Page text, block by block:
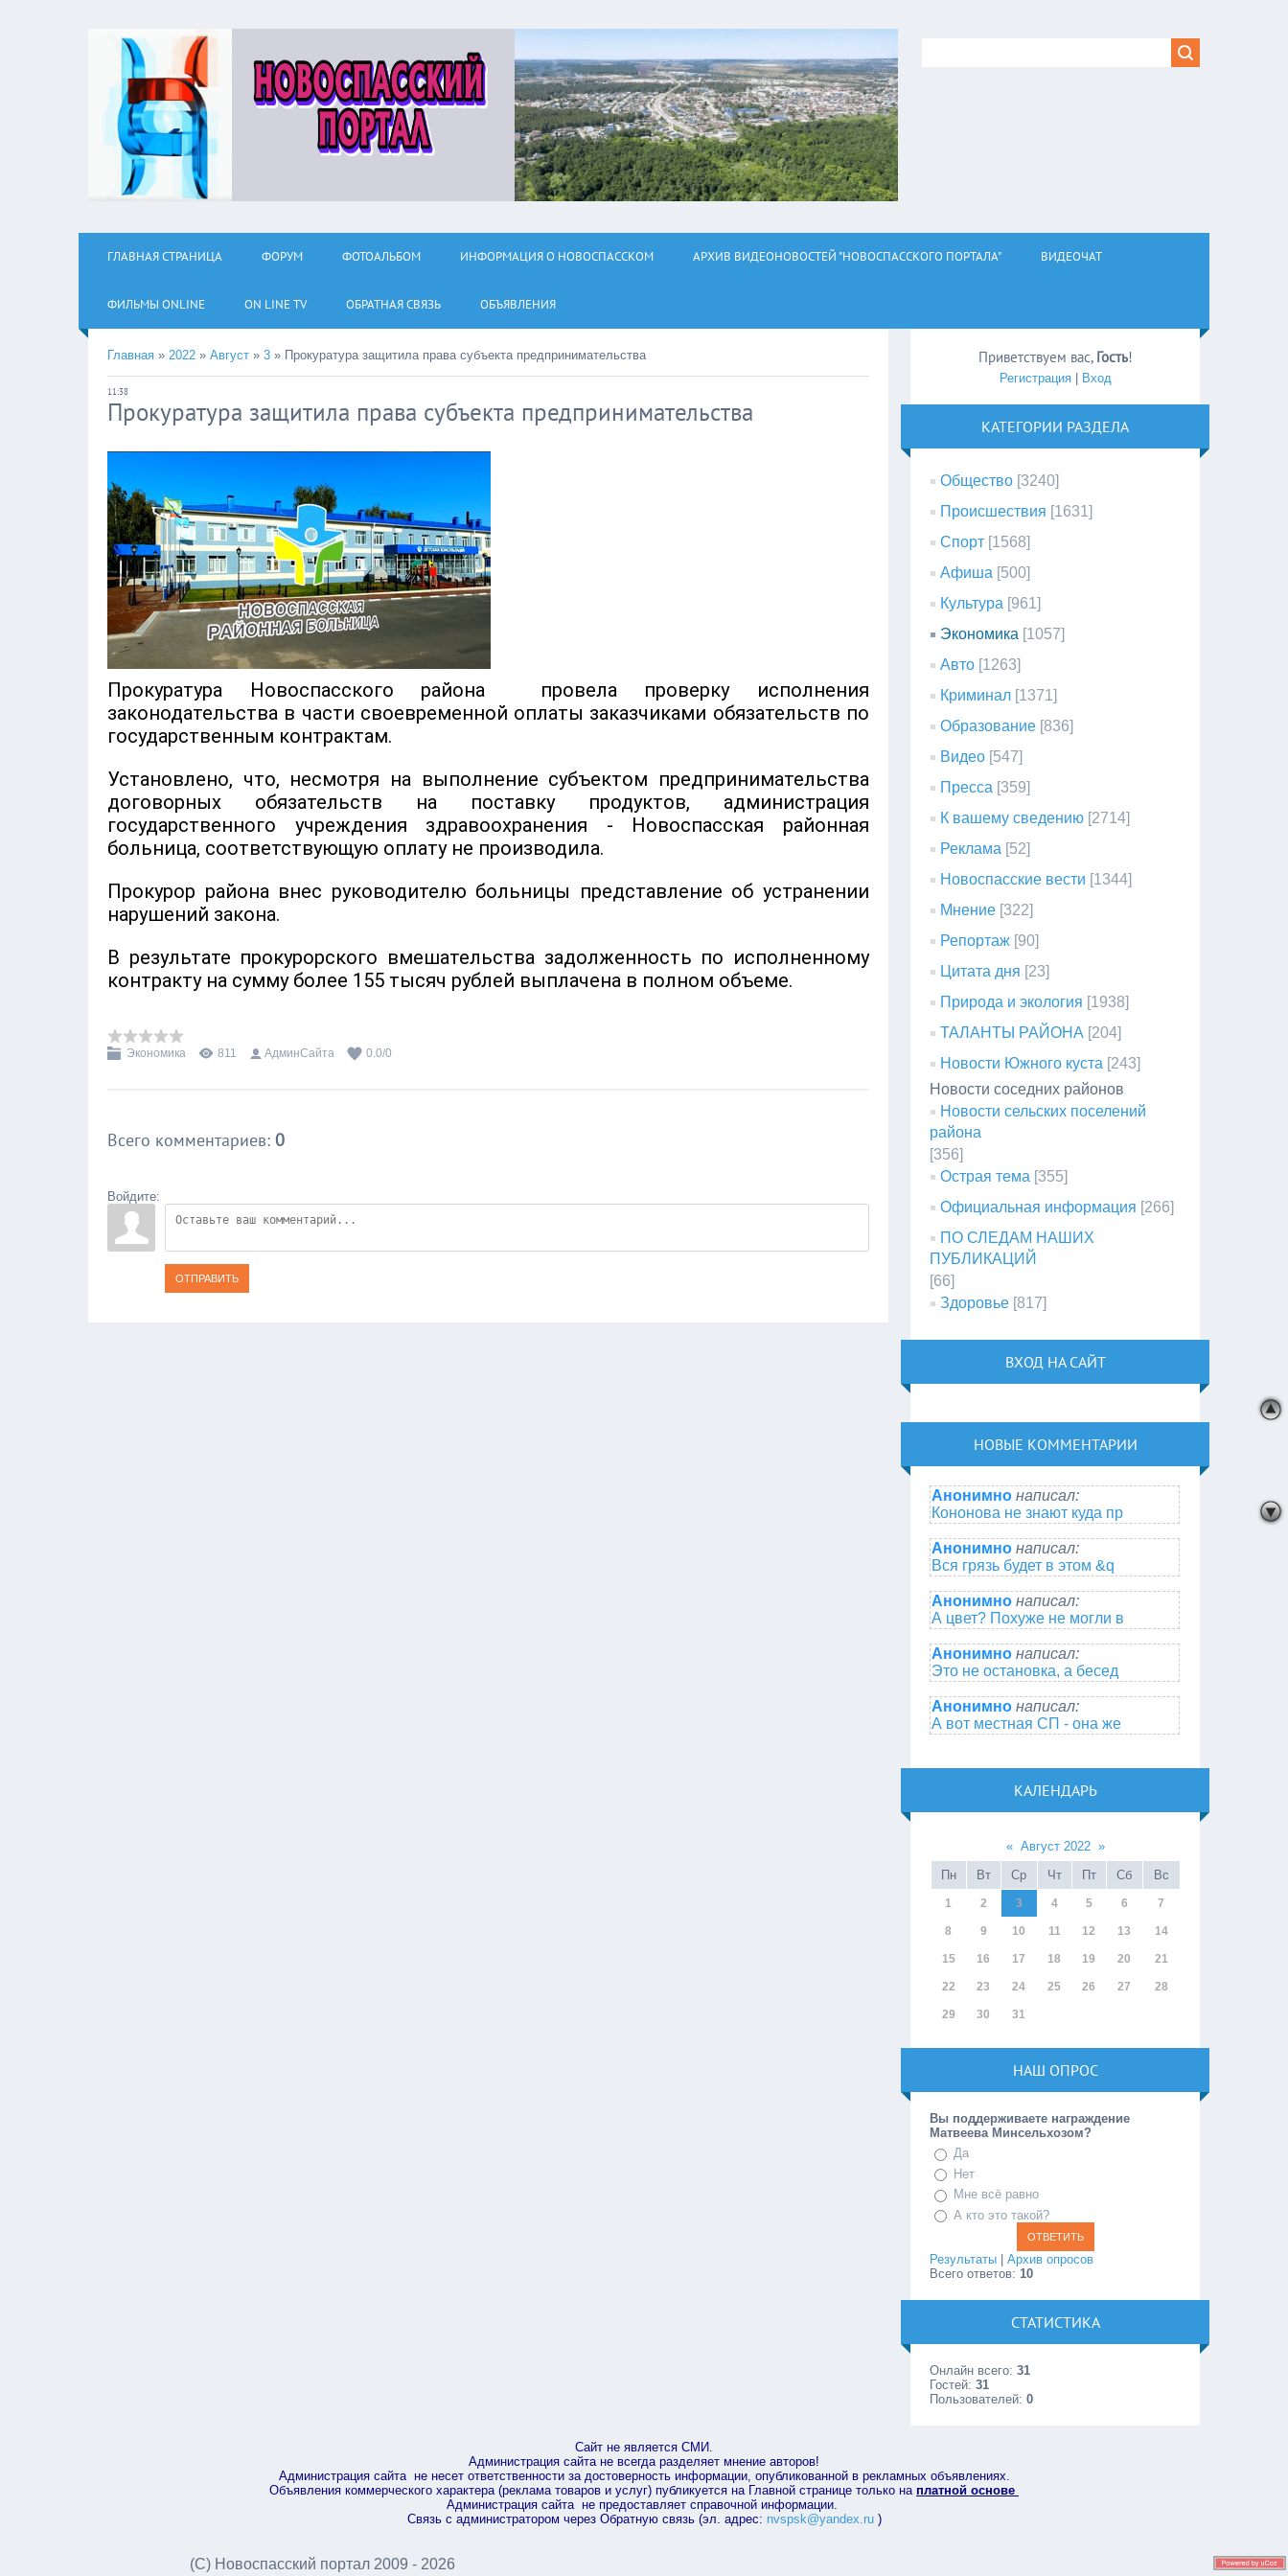
ГЛАВНАЯ СТРАНИЦА ФОРУМ ФОТОАЛЬБОМ ИНФОРМАЦИЯ О НОВОСПАССКОМ АРХИВ ВИДЕОНОВОСТЕЙ "НОВОСПАССКОГО ПОРТАЛА" ВИДЕОЧАТ
ФИЛЬМЫ ОNLINE ON LINE TV ОБРАТНАЯ СВЯЗЬ ОБЪЯВЛЕНИЯ
Главная » 2022 » Август » 3 » Прокуратура защитила права субъекта предпринимательства
11:38
Прокуратура защитила права субъекта предпринимательства
Прокуратура Новоспасского района провела проверку исполнения
законодательства в части своевременной оплаты заказчиками обязательств по
государственным контрактам.
Установлено, что, несмотря на выполнение субъектом предпринимательства
договорных обязательств на поставку продуктов, администрация
государственного учреждения здравоохранения - Новоспасская районная
больница, соответствующую оплату не производила.
Прокурор района внес руководителю больницы представление об устранении
нарушений закона.
В результате прокурорского вмешательства задолженность по исполненному
контракту на сумму более 155 тысяч рублей выплачена в полном объеме.
Экономика 811 АдминСайта 0.0/0
Всего комментариев: 0
Войдите:
ОТПРАВИТЬ
Приветствуем вас, Гость!
Регистрация| Вход
КАТЕГОРИИ РАЗДЕЛА
Общество [3240]
Происшествия [1631]
Спорт [1568]
Афиша [500]
Культура [961]
Экономика [1057]
Авто [1263]
Криминал [1371]
Образование [836]
Видео [547]
Пресса [359]
К вашему сведению [2714]
Реклама [52]
Новоспасские вести [1344]
Мнение [322]
Репортаж [90]
Цитата дня [23]
Природа и экология [1938]
ТАЛАНТЫ РАЙОНА [204]
Новости Южного куста [243]
Новости соседних районов
Новости сельских поселений
района
[356]
Острая тема [355]
Официальная информация [266]
ПО СЛЕДАМ НАШИХ
ПУБЛИКАЦИЙ
[66]
Здоровье [817]
ВХОД НА САЙТ
НОВЫЕ КОММЕНТАРИИ
Анонимно написал:
Кононова не знают куда пр
Анонимно написал:
Вся грязь будет в этом &q
Анонимно написал:
А цвет? Похуже не могли в
Анонимно написал:
Это не остановка, а бесед
Анонимно написал:
А вот местная СП - она же
КАЛЕНДАРЬ
« Август 2022 »
Пн
Вт Ср Чт Пт Сб Вс
1 2 3 4 5 6 7
8 9 10 11 12 13 14
15 16 17 18 19 20 21
22 23 24 25 26 27 28
29 30 31
НАШ ОПРОС
Вы поддерживаете награждение
Матвеева Минсельхозом?
Да
Нет
Мне всё равно
А кто это такой?
Результаты |Архив опросов
Всего ответов:10
СТАТИСТИКА
Онлайн всего:31
Гостей:31
Пользователей:0
Сайт не является СМИ.
Администрация сайта не всегда разделяет мнение авторов!
Администрация сайта не несет ответственности за достоверность информации, опубликованной в рекламных объявлениях.
Объявления коммерческого характера (реклама товаров и услуг) публикуется на Главной странице только на платной основе
Администрация сайта не предоставляет справочной информации.
Связь с администратором через Обратную связь (эл. адрес: nvspsk@yandex.ru)
(С) Новоспасский портал 2009 - 2026